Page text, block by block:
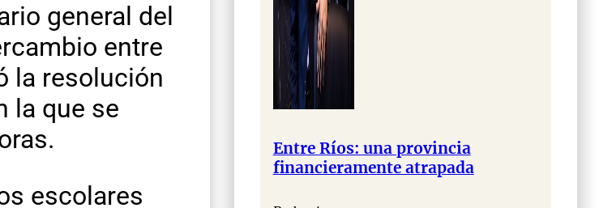
general del
entre
la resolución
la que se
escolares
Entre Ríos: una provincia
financieramente atrapada